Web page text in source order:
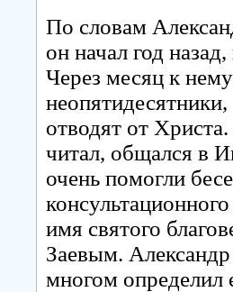
По словам
он начал год
Через месяц к
отводят от
читал, общался в
очень помогли
имя святого
Заевым.
многом определил